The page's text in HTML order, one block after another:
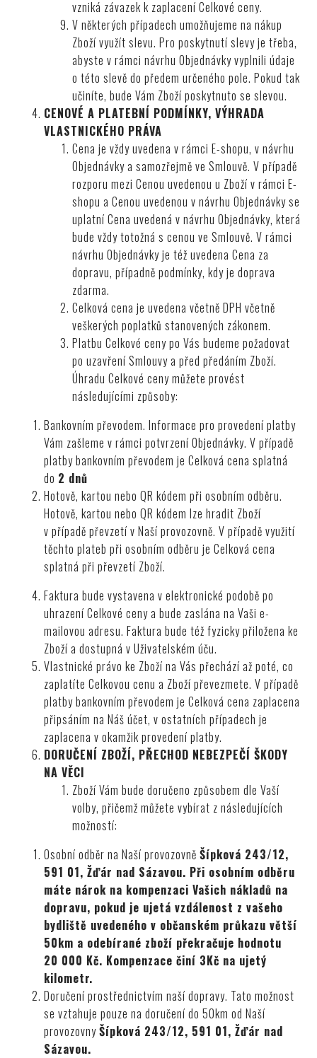
vzniká závazek k zaplacení Celkové ceny.
V některých případech umožňujeme na nákup
Zboží využít slevu. Pro poskytnutí slevy je třeba,
abyste v rámci návrhu Objednávky vyplnili údaje
o této slevě do předem určeného pole. Pokud tak
učiníte, bude Vám Zboží poskytnuto se slevou.
CENOVÉ A PLATEBNÍ PODMÍNKY, VÝHRADA
VLASTNICKÉHO PRÁVA
Cena je vždy uvedena v rámci E-shopu, v návrhu
Objednávky a samozřejmě ve Smlouvě. V případě
rozporu mezi Cenou uvedenou u Zboží v rámci E-
shopu a Cenou uvedenou v návrhu Objednávky se
uplatní Cena uvedená v návrhu Objednávky, která
bude vždy totožná s cenou ve Smlouvě. V rámci
návrhu Objednávky je též uvedena Cena za
dopravu, případně podmínky, kdy je doprava
zdarma.
Celková cena je uvedena včetně DPH včetně
veškerých poplatků stanovených zákonem.
Platbu Celkové ceny po Vás budeme požadovat
po uzavření Smlouvy a před předáním Zboží.
Úhradu Celkové ceny můžete provést
následujícími způsoby:
Bankovním převodem. Informace pro provedení platby
Vám zašleme v rámci potvrzení Objednávky. V případě
platby bankovním převodem je Celková cena splatná
do 2 dnů
Hotově, kartou nebo QR kódem při osobním odběru.
Hotově, kartou nebo QR kódem lze hradit Zboží
v případě převzetí v Naší provozovně. V případě využití
těchto plateb při osobním odběru je Celková cena
splatná při převzetí Zboží.
Faktura bude vystavena v elektronické podobě po
uhrazení Celkové ceny a bude zaslána na Vaši e-
mailovou adresu. Faktura bude též fyzicky přiložena ke
Zboží a dostupná v Uživatelském úču.
Vlastnické právo ke Zboží na Vás přechází až poté, co
zaplatíte Celkovou cenu a Zboží převezmete. V případě
platby bankovním převodem je Celková cena zaplacena
připsáním na Náš účet, v ostatních případech je
zaplacena v okamžik provedení platby.
DORUČENÍ ZBOŽÍ, PŘECHOD NEBEZPEČÍ ŠKODY
NA VĚCI
Zboží Vám bude doručeno způsobem dle Vaší
volby, přičemž můžete vybírat z následujících
možností:
Osobní odběr na Naší provozovněŠípková 243/12,
591 01, Žďár nad Sázavou. Při osobním odběru
máte nárok na kompenzaci Vašich nákladů na
dopravu, pokud je ujetá vzdálenost z vašeho
bydliště uvedeného v občanském průkazu větší
50km a odebírané zboží překračuje hodnotu
20 000 Kč. Kompenzace činí 3Kč na ujetý
kilometr.
Doručení prostřednictvím naší dopravy. Tato možnost
se vztahuje pouze na doručení do 50km od Naší
provozovnyŠípková 243/12, 591 01, Žďár nad
Sázavou.